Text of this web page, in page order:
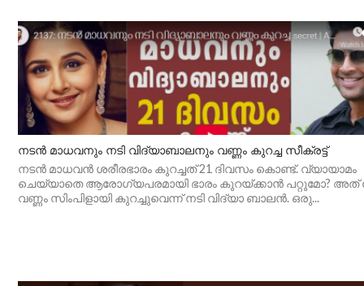
നടൻ മാധവനും നടി വിദ്യാബാലനും വണ്ണം കുറച്ച സീക്രട്ട്
നടൻ മാധവൻ ശരീരഭാരം കുറച്ചത് 21 ദിവസം കൊണ്ട്. വ്യായാമം
ചെയ്യാതെ ആരോഗ്യപരമായി ഭാരം കുറയ്ക്കാൻ പറ്റുമോ?
വണ്ണം സിംപിളായി കുറച്ചുവെന്ന് നടി വിദ്യാ ബാലൻ. ഒരു...